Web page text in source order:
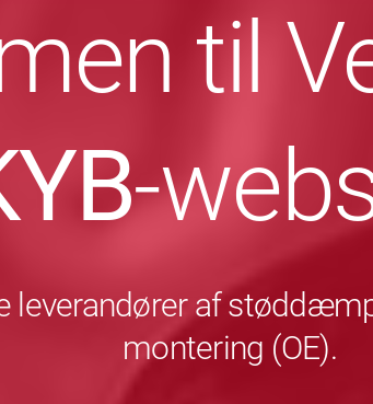
til
-
leverandører af
montering (OE).